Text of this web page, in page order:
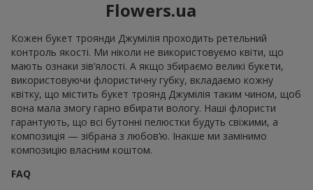
Flowers.ua
Кожен букет троянди Джумілія проходить ретельний
контроль якості. Ми ніколи не використовуємо квіти, що
мають ознаки зів’ялості. А якщо збираємо великі букети,
використовуючи флористичну губку, вкладаємо кожну
квітку, що містить букет троянд Джумілія таким чином, щоб
вона мала змогу гарно вбирати вологу. Наші флористи
гарантують, що всі бутонні пелюстки будуть свіжими, а
композиція — зібрана з любов’ю. Інакше ми замінимо
композицію власним коштом.
FAQ